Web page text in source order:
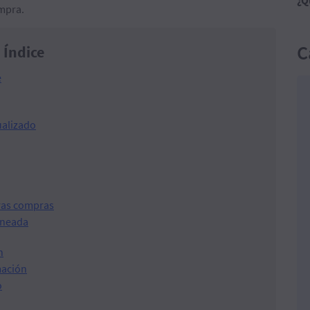
Índice
compras